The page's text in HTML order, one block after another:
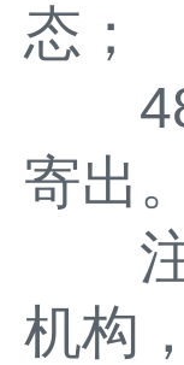
态；
48
寄出。
注
机构